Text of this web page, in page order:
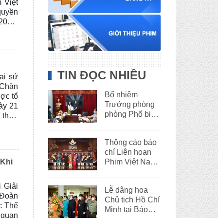
Việt
năm
sứ
tổ
21
tế
Thể
TIN ĐỌC NHIỀU
Bổ nhiệm
Trưởng phòng
phòng Phổ biến
Thông cáo báo
chí Liên hoan
Phim Việt Nam
Lễ dâng hoa
Chủ tịch Hồ Chí
Minh tại Bảo